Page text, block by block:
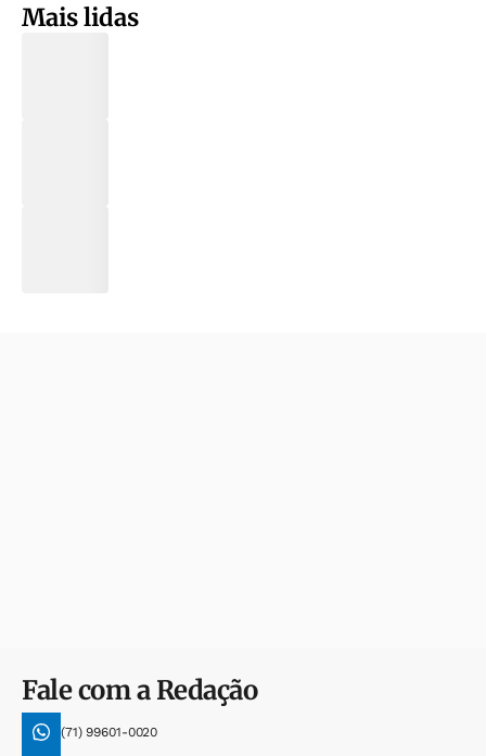
Mais lidas
Fale com a Redação
(71) 99601-0020